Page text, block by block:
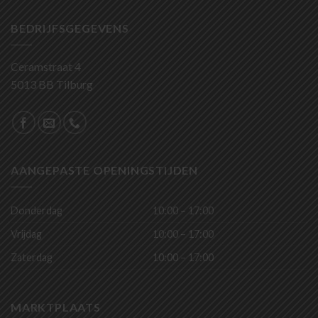
BEDRIJFSGEGEVENS
Ceramstraat 4
5013 BB Tilburg
AANGEPASTE OPENINGSTIJDEN
Donderdag
10:00 – 17:00
Vrijdag
10:00 – 17:00
Zaterdag
10:00 – 17:00
MARKTPLAATS